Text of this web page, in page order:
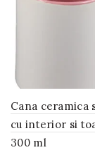
Cana ceramica
cu interior si
300 ml